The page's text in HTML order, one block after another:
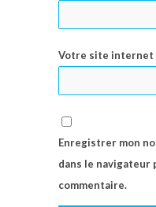
Votre site internet
Enregistrer mon
dans le navigateur
commentaire.